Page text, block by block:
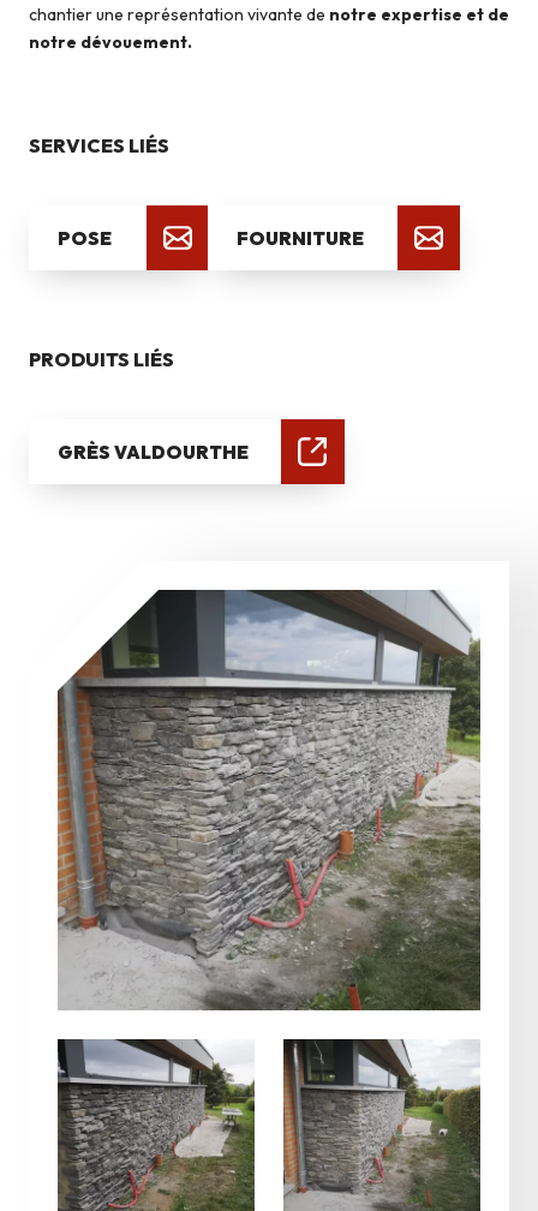
chantier une représentation vivante de notre expertise et de
notre dévouement.
SERVICES LIÉS
POSE FOURNITURE
PRODUITS LIÉS
GRÈS VALDOURTHE